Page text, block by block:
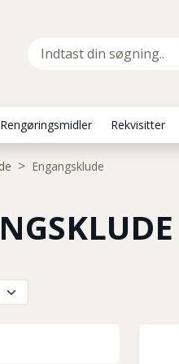
Rengøringsmidler Rekvisitter
Engangsklude